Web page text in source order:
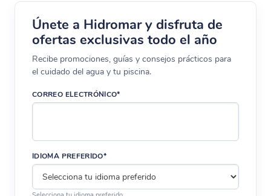
Únete a Hidromar y disfruta de
ofertas exclusivas todo el año
Recibe promociones, guías y consejos prácticos para
el cuidado del agua y tu piscina.
CORREO ELECTRÓNICO*
IDIOMA PREFERIDO*